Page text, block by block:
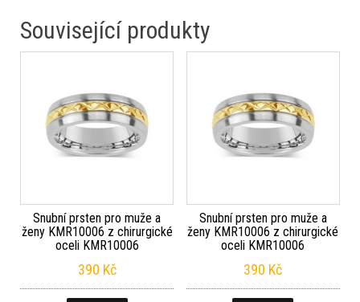
Související produkty
Snubní prsten pro muže a
ženy KMR10006 z chirurgické
oceli KMR10006
390 Kč
Snubní prsten pro muže a
ženy KMR10006 z chirurgické
oceli KMR10006
390 Kč